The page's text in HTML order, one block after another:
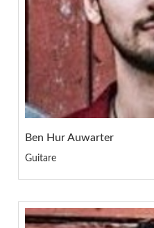
Ben Hur Auwarter
Guitare